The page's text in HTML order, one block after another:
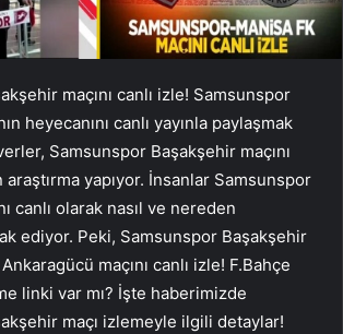
maçını canlı izle! Samsunspor
heyecanını canlı yayınla paylaşmak
Samsunspor Başakşehir maçını
yapıyor. İnsanlar Samsunspor
canlı olarak nasıl ve nereden
ediyor. Peki, Samsunspor Başakşehir
Ankaragücü maçını canlı izle! F.Bahçe
linki var mı? İşte haberimizde
maçı izlemeyle ilgili detaylar!